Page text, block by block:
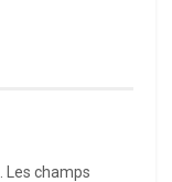
Les champs